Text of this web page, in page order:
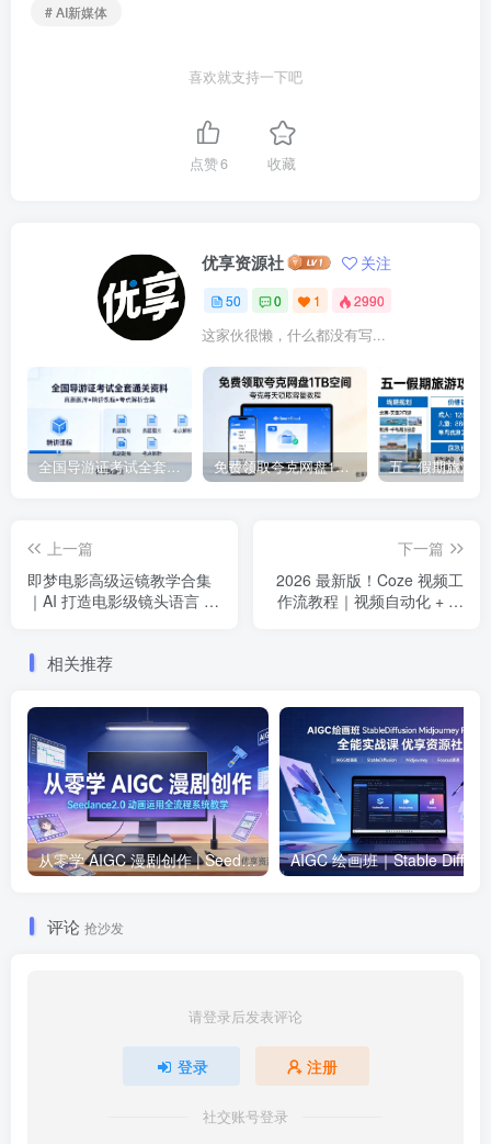
# AI新媒体
喜欢就支持一下吧
点赞6 收藏
优享资源社 关注
50 0 1 2990
这家伙很懒，什么都没有写...
全国导游证考试全套通关资料｜真题题库 + 精讲课程 + 考点解析合集 免费领取夸克网盘1TB空间，夸克每天领取容量教程。
上一篇
即梦电影高级运镜教学合集
｜AI 打造电影级镜头语言 爆
下一篇
2026 最新版！Coze 视频工
作流教程｜视频自动化 + 工
相关推荐
从零学 AIGC 漫剧创作 | Seedance2.0 动画运用全流程系统教学
评论 抢沙发
请登录后发表评论
登录 注册
社交账号登录